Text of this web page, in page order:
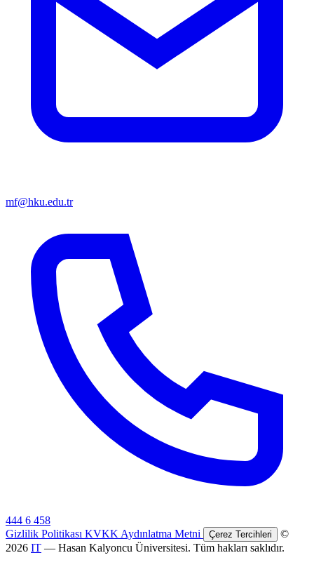
mf@hku.edu.tr
444 6 458
Gizlilik Politikası KVKK Aydınlatma Metni Çerez Tercihleri
©
2026 IT — Hasan Kalyoncu Üniversitesi. Tüm hakları saklıdır.